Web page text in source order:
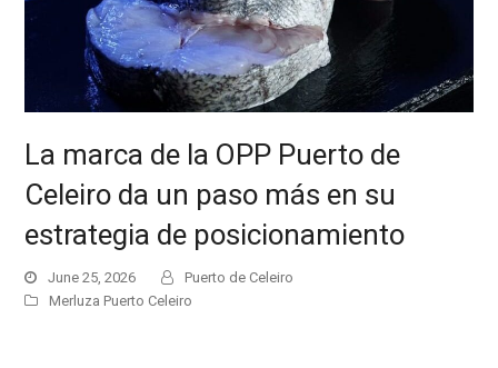
La marca de la OPP Puerto de
Celeiro da un paso más en su
estrategia de posicionamiento
June 25, 2026
Puerto de Celeiro
Merluza Puerto Celeiro